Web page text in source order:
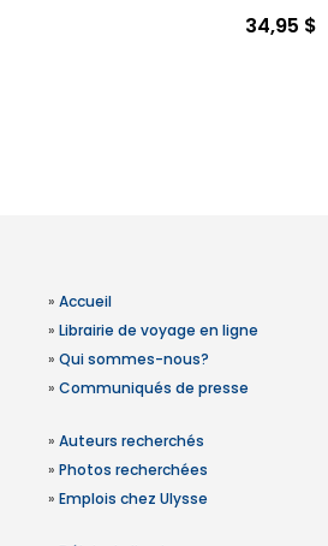
34,95 $
» Accueil
» Librairie de voyage en ligne
» Qui sommes-nous?
» Communiqués de presse
» Auteurs recherchés
» Photos recherchées
» Emplois chez Ulysse